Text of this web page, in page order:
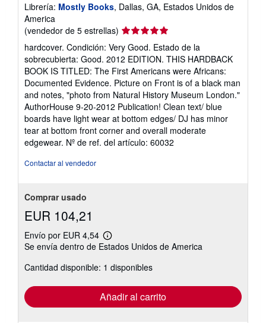
Librería: Mostly Books, Dallas, GA, Estados Unidos de
America
(vendedor de 5 estrellas) Calificación
del
vendedor:
5
de
5
estrellas
hardcover. Condición: Very Good. Estado de la
sobrecubierta: Good. 2012 EDITION. THIS HARDBACK
BOOK IS TITLED: The First Americans were Africans:
Documented Evidence. Picture on Front is of a black man
and notes, "photo from Natural History Museum London."
AuthorHouse 9-20-2012 Publication! Clean text/ blue
boards have light wear at bottom edges/ DJ has minor
tear at bottom front corner and overall moderate
edgewear. Nº de ref. del artículo: 60032
Contactar al vendedor
Comprar usado
EUR 104,21
Envío por EUR 4,54
Más
información
las
tarifas
envío
Se envía dentro de Estados Unidos de America
Cantidad disponible: 1 disponibles
Añadir al carrito